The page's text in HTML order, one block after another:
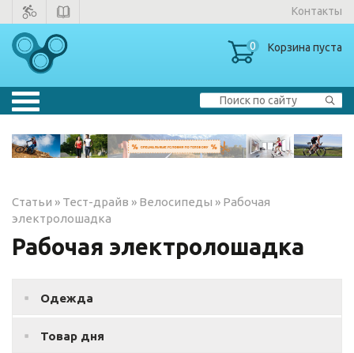
Контакты
0 Корзина пуста
Велосипеды ▼
Зимние товары
Одежда
Статьи » Тест-драйв » Велосипеды » Рабочая
электролошадка
Рабочая электролошадка
Одежда
Товар дня